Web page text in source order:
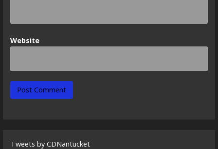
Website
Tweets by CDNantucket